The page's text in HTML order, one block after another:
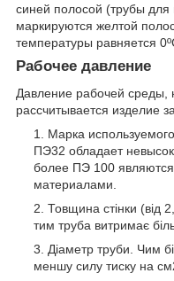
синей полосой (трубы для
маркируются желтой
температуры равняется
Рабочее давление
Давление рабочей среды,
рассчитывается изделие
Марка
ПЭ32 обладает
более ПЭ 100
материалами.
Товщина стінки (від
тим труба витримає
Діаметр труби. Чим
меншу силу тиску на